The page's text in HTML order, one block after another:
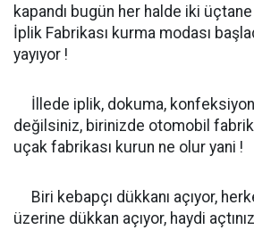
kapandı bugün her halde iki
İplik Fabrikası kurma modası
yayıyor !
İllede iplik, dokuma,
değilsiniz, birinizde otomobil
uçak fabrikası kurun ne olur yani !
Biri kebapçı dükkanı açıyor,
üzerine dükkan açıyor, haydi